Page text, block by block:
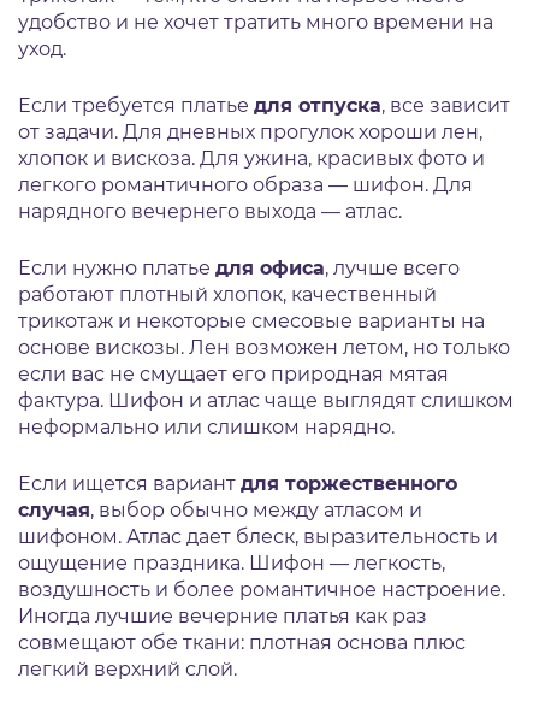
удобство и не хочет тратить много времени на
уход.
Если требуется платье для отпуска, все зависит
от задачи. Для дневных прогулок хороши лен,
хлопок и вискоза. Для ужина, красивых фото и
легкого романтичного образа — шифон. Для
нарядного вечернего выхода — атлас.
Если нужно платье для офиса, лучше всего
работают плотный хлопок, качественный
трикотаж и некоторые смесовые варианты на
основе вискозы. Лен возможен летом, но только
если вас не смущает его природная мятая
фактура. Шифон и атлас чаще выглядят слишком
неформально или слишком нарядно.
Если ищется вариант для торжественного
случая, выбор обычно между атласом и
шифоном. Атлас дает блеск, выразительность и
ощущение праздника. Шифон — легкость,
воздушность и более романтичное настроение.
Иногда лучшие вечерние платья как раз
совмещают обе ткани: плотная основа плюс
легкий верхний слой.